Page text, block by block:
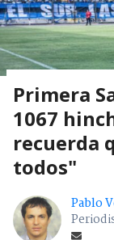
Primera
1067
recuerda
todos"
Pablo